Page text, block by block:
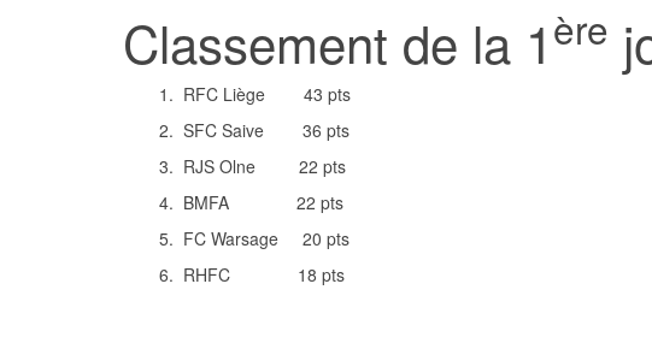
Classement de la 1 ère
1. RFC Liège 43 pts
2. SFC Saive 36 pts
3. RJS Olne 22 pts
4. BMFA 22 pts
5. FC Warsage 20 pts
6. RHFC 18 pts